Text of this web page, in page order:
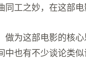
同工之妙，在这部
做为这部电影的核
中也有不少谈论类